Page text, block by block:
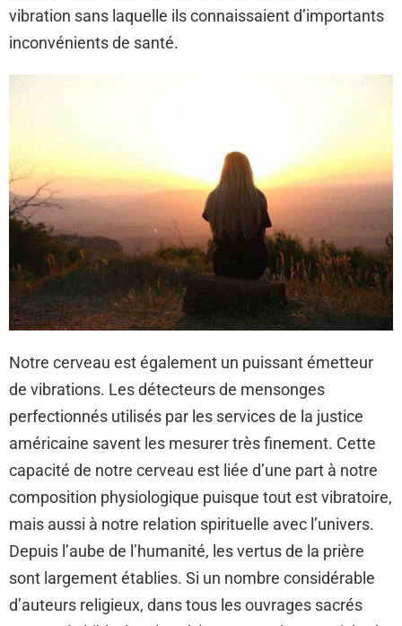
vibration sans laquelle ils connaissaient d’importants
inconvénients de santé.
Notre cerveau est également un puissant émetteur
de vibrations. Les détecteurs de mensonges
perfectionnés utilisés par les services de la justice
américaine savent les mesurer très finement. Cette
capacité de notre cerveau est liée d’une part à notre
composition physiologique puisque tout est vibratoire,
mais aussi à notre relation spirituelle avec l’univers.
Depuis l’aube de l’humanité, les vertus de la prière
sont largement établies. Si un nombre considérable
d’auteurs religieux, dans tous les ouvrages sacrés